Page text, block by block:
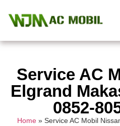
Service AC
Elgrand
0852-
Home » Service AC Mobil